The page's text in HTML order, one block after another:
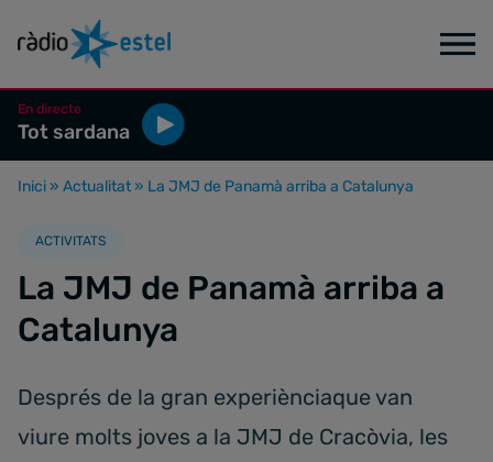
En directe
Tot sardana
Inici » Actualitat » La JMJ de Panamà arriba a Catalunya
ACTIVITATS
La JMJ de Panamà arriba a
Catalunya
Després de la gran experiènciaque van
viure molts joves a la JMJ de Cracòvia, les